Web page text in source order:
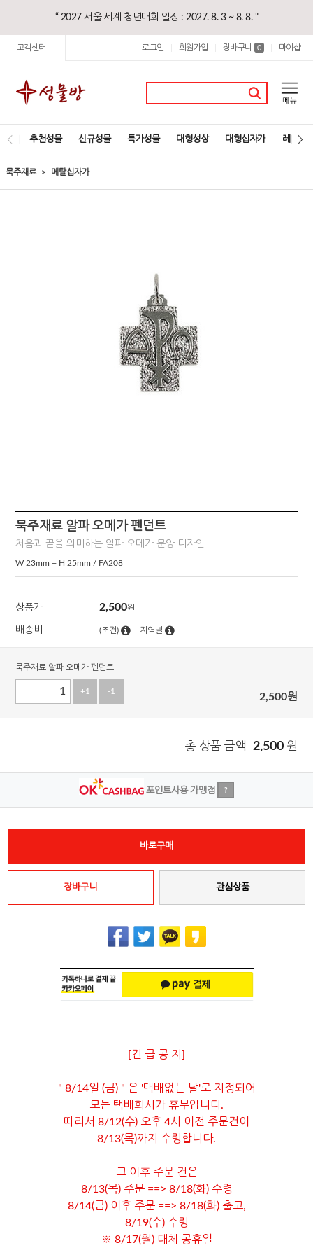
“ 2027 서울 세계 청년대회 일정 : 2027. 8. 3 ~ 8. 8. "
고객센터 로그인 회원가입 장바구니 0 마이샵
추천성물 신규성물 특가성물 대형성상 대형십자가 레지오
묵주재료 메탈십자가
묵주재료 알파 오메가 펜던트
처음과 끝을 의미하는 알파 오메가 문양 디자인
W 23mm + H 25mm / FA208
상품가 2,500원
배송비 (조건) 지역별
묵주재료 알파 오메가 펜던트
+1 -1 2,500원
총 상품 금액 2,500 원
포인트사용 가맹점 ?
바로구매
장바구니 관심상품
[긴 급 공 지]
" 8/14일 (금) " 은 '택배없는 날'로 지정되어
모든 택배회사가 휴무입니다.
따라서 8/12(수) 오후 4시 이전 주문건이
8/13(목)까지 수령합니다.
그 이후 주문 건은
8/13(목) 주문 ==> 8/18(화) 수령
8/14(금) 이후 주문 ==> 8/18(화) 출고,
8/19(수) 수령
※ 8/17(월) 대체 공휴일